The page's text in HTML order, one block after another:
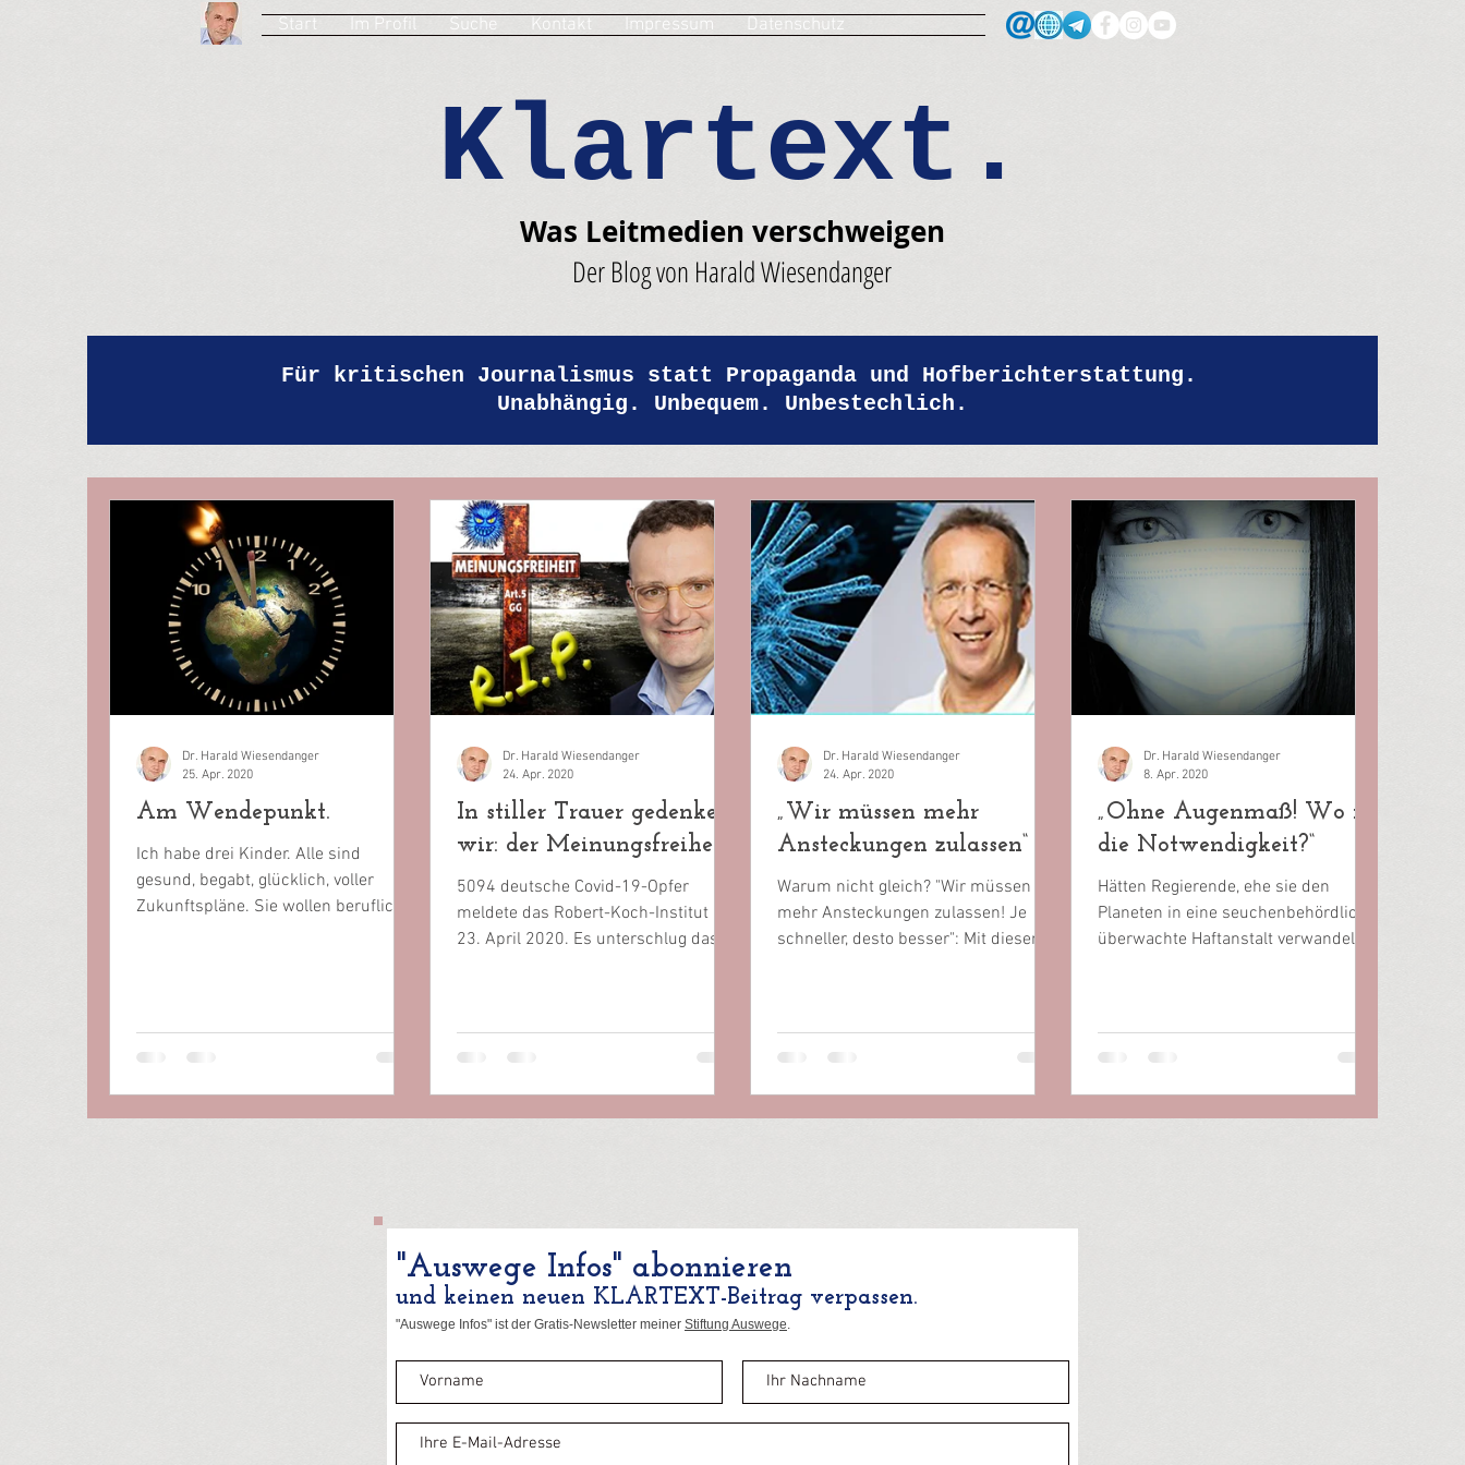
Start Im Profil Suche Kontakt Impressum Datenschutz
Klartext.
Was Leitmedien verschweigen
Der Blog von Harald Wiesendanger
Für kritischen Journalismus statt Propaganda und Hofberichterstattung.
Unabhängig. Unbequem. Unbestechlich.
Am Wendepunkt.
Ich habe drei Kinder. Alle sind
gesund, begabt, glücklich, voller
Zukunftspläne. Sie wollen beruflich
Dr. Harald Wiesendanger
25. Apr. 2020
In stiller Trauer gedenken
wir: der Meinungsfreiheit
5094 deutsche Covid-19-Opfer
meldete das Robert-Koch-Institut am
23. April 2020. Es unterschlug das
Dr. Harald Wiesendanger
24. Apr. 2020
„Wir müssen mehr
Ansteckungen zulassen“
Warum nicht gleich? "Wir müssen
mehr Ansteckungen zulassen! Je
schneller, desto besser": Mit diesem
Dr. Harald Wiesendanger
24. Apr. 2020
„Ohne Augenmaß! Wo ist
die Notwendigkeit?“
Hätten Regierende, ehe sie den
Planeten in eine seuchenbehördlich
überwachte Haftanstalt verwandeln,
Dr. Harald Wiesendanger
8. Apr. 2020
"Auswege Infos" abonnieren
und keinen neuen KLARTEXT-Beitrag verpassen.
"Auswege Infos" ist der Gratis-Newsletter meiner Stiftung Auswege